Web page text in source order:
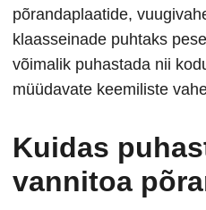
põrandaplaatide,
klaasseinade puhtaks
võimalik puhastada nii
müüdavate keemiliste
Kuidas
vannitoa